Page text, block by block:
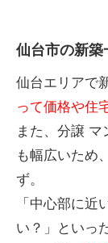
仙台市の新築
仙台エリアで
って価格や住
また、分譲
も幅広いため
ず。
「中心部に
い？」といっ